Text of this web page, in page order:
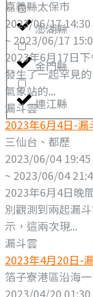
澎湖縣
金門縣
連江縣
嘉義縣太保市
2023/06/17 14:30
~ 2023/06/17
2023年6月17日
發生了一起罕見
氣象站的...
漏斗雲
2023年6月4日-漏
三仙台、都歷
2023/06/04 19:45
~ 2023/06/04
2023年6月4日晚
別觀測到兩起漏
示，這兩次現...
漏斗雲
2023年4月20日-
箔子寮港區沿海
2023/04/20 01:30